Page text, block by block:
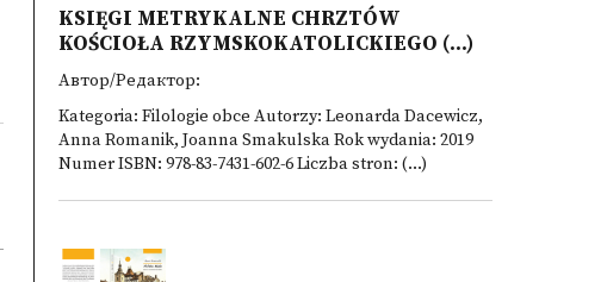
KSIĘGI METRYKALNE CHRZTÓW
KOŚCIOŁA RZYMSKOKATOLICKIEGO (...)
Автор/Редактор:
Kategoria: Filologie obce Autorzy: Leonarda Dacewicz,
Anna Romanik, Joanna Smakulska Rok wydania: 2019
Numer ISBN: 978-83-7431-602-6 Liczba stron: (...)